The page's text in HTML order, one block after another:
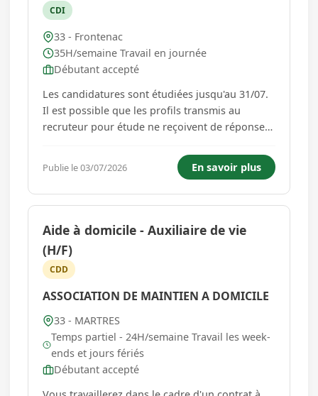
CDI
33 - Frontenac
35H/semaine Travail en journée
Débutant accepté
Les candidatures sont étudiées jusqu'au 31/07.
Il est possible que les profils transmis au
recruteur pour étude ne reçoivent de réponse
compte avant de postuler : un profil débutant
peut potentiellement convenir à ce poste mais à
minima formé...
Publie le 03/07/2026 En savoir plus
Aide à domicile - Auxiliaire de vie
(H/F)
CDD
ASSOCIATION DE MAINTIEN A DOMICILE
33 - MARTRES
Temps partiel - 24H/semaine Travail les week-
ends et jours fériés
Débutant accepté